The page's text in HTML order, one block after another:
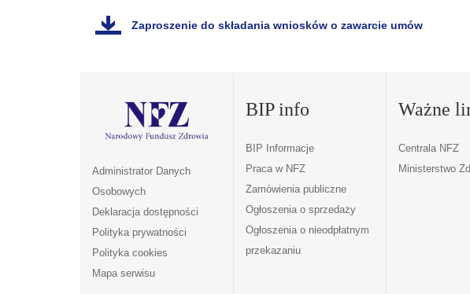
Zaproszenie do składania wniosków o zawarcie umów
Administrator Danych
Osobowych
Deklaracja dostępności
Polityka prywatności
Polityka cookies
Mapa serwisu
BIP info
BIP Informacje
Praca w NFZ
Zamówienia publiczne
Ogłoszenia o sprzedaży
Ogłoszenia o nieodpłatnym
przekazaniu
Ważne
Centrala NFZ
Ministerstwo